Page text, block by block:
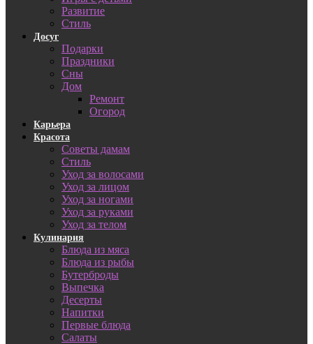
Развитие
Стиль
Досуг
Подарки
Праздники
Сны
Дом
Ремонт
Огород
Карьера
Красота
Советы дамам
Стиль
Уход за волосами
Уход за лицом
Уход за ногами
Уход за руками
Уход за телом
Кулинария
Блюда из мяса
Блюда из рыбы
Бутерброды
Выпечка
Десерты
Напитки
Первые блюда
Салаты